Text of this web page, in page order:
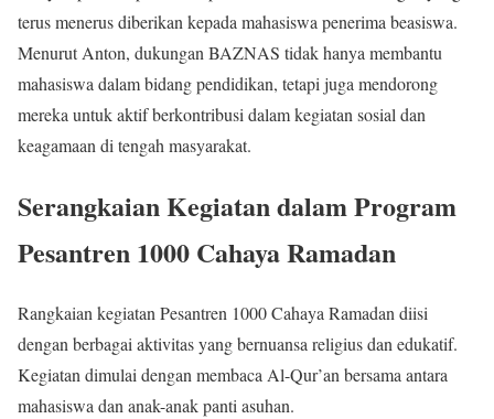
terus menerus diberikan kepada mahasiswa penerima beasiswa.
Menurut Anton, dukungan BAZNAS tidak hanya membantu
mahasiswa dalam bidang pendidikan, tetapi juga mendorong
mereka untuk aktif berkontribusi dalam kegiatan sosial dan
keagamaan di tengah masyarakat.
Serangkaian Kegiatan dalam Program
Pesantren 1000 Cahaya Ramadan
Rangkaian kegiatan Pesantren 1000 Cahaya Ramadan diisi
dengan berbagai aktivitas yang bernuansa religius dan edukatif.
Kegiatan dimulai dengan membaca Al-Qur’an bersama antara
mahasiswa dan anak-anak panti asuhan.